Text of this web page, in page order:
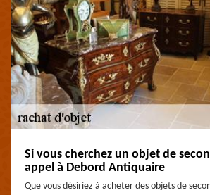
Si vous cherchez un objet de
appel à Debord Antiquaire
Que vous désiriez à acheter des objets de